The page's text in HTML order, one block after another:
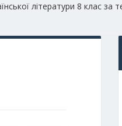
літератури 8 клас за